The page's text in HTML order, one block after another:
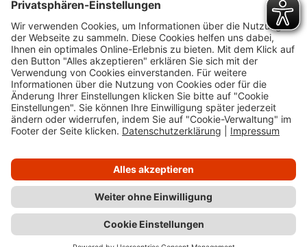
Kundenportal
Ankaufsprofil
Über WHS
Unsere Geschichte
News
Impressum Datenschutz Cookie-Verwaltung
Barrierefreiheit Kundenportal
Wüstenrot Haus- und Städtebau